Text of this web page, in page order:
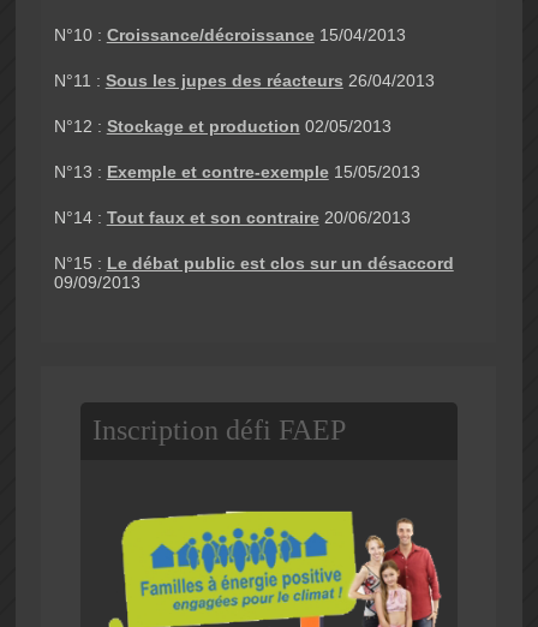
N°10 : Croissance/décroissance 15/04/2013
N°11 : Sous les jupes des réacteurs 26/04/2013
N°12 : Stockage et production 02/05/2013
N°13 : Exemple et contre-exemple 15/05/2013
N°14 : Tout faux et son contraire 20/06/2013
N°15 : Le débat public est clos sur un désaccord
09/09/2013
Inscription défi FAEP